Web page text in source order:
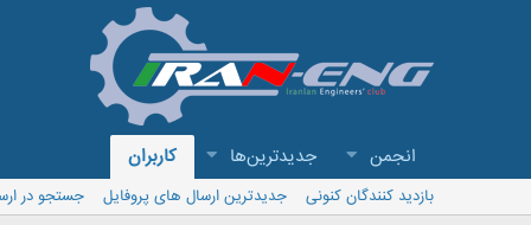
انجمن جدیدترین‌ها کاربران
بازدید کنندگان کنونی جدیدترین ارسال های پروفایل
جستجو در